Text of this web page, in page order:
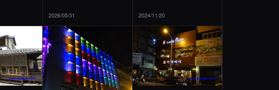
2026/05/31 2024/11/20